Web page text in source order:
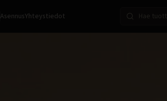
AsennusYhteystiedot